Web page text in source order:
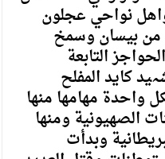
نواحي عجلون
من بيسان وسمخ
التابعة
کايد المفلح
واحدة مهامها منها
الصهيونية ومنها
وبدأت